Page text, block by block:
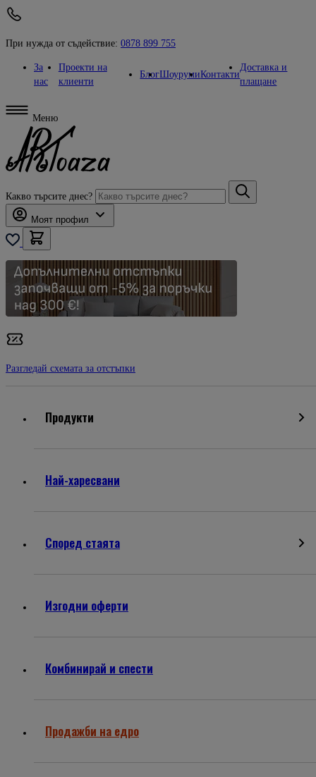
При нужда от съдействие: 0878 899 755
За
нас
Проекти на
клиенти
БлогШоурумиКонтакти
Доставка и
плащане
Меню
Какво търсите днес?
Моят профил
Разгледай схемата за отстъпки
Продукти
Най-харесвани
Според стаята
Изгодни оферти
Комбинирай и спести
Продажби на едро